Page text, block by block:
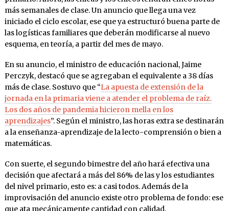
más semanales de clase. Un anuncio que llega una vez
iniciado el ciclo escolar, ese que ya estructuró buena parte de
las logísticas familiares que deberán modificarse al nuevo
esquema, en teoría, a partir del mes de mayo.
En su anuncio, el ministro de educación nacional, Jaime
Perczyk, destacó que se agregaban el equivalente a 38 días
más de clase. Sostuvo que “La apuesta de extensión de la
jornada en la primaria viene a atender el problema de raíz.
Los dos años de pandemia hicieron mella en los
aprendizajes”. Según el ministro, las horas extra se destinarán
a la enseñanza-aprendizaje de la lecto-comprensión o bien a
matemáticas.
Con suerte, el segundo bimestre del año hará efectiva una
decisión que afectará a más del 86% de las y los estudiantes
del nivel primario, esto es: a casi todos. Además de la
improvisación del anuncio existe otro problema de fondo: ese
que ata mecánicamente cantidad con calidad.